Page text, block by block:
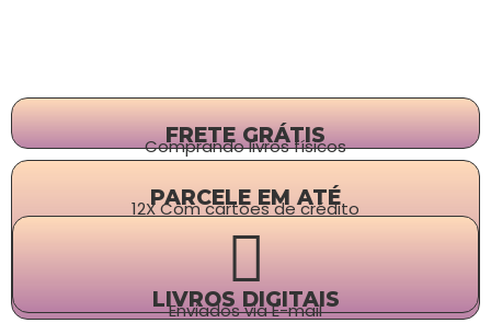
FRETE GRÁTIS
Comprando livros físicos
PARCELE EM ATÉ
12X Com cartões de crédito
LIVROS DIGITAIS
Enviados via E-mail